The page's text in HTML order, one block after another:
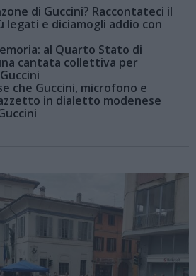
di Guccini? Raccontateci il
legati e diciamogli addio con
al Quarto Stato di
cantata collettiva per
che Guccini, microfono e
in dialetto modenese